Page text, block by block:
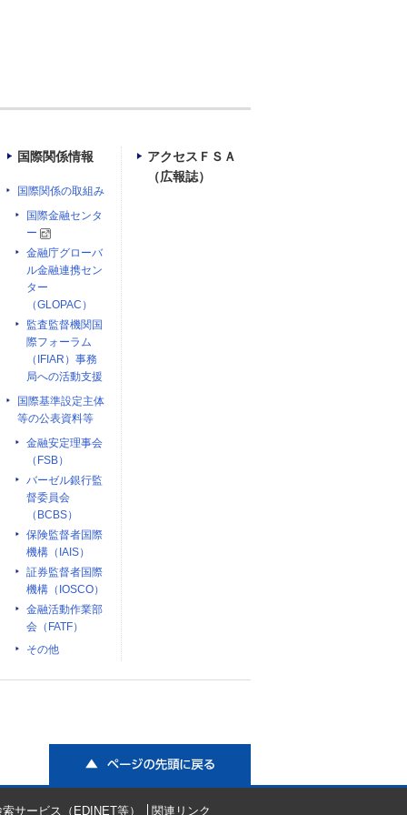
国際関係情報
国際関係の取組み
国際金融センタ
ー
金融庁グローバ
ル金融連携セン
ター
（GLOPAC）
監査監督機関国
際フォーラム
（IFIAR）事務
局への活動支援
国際基準設定主体
等の公表資料等
金融安定理事会
（FSB）
バーゼル銀行監
督委員会
（BCBS）
保険監督者国際
機構（IAIS）
証券監督者国際
機構（IOSCO）
金融活動作業部
会（FATF）
その他
アクセスＦＳＡ
（広報誌）
サービス（EDINET等） 関連リンク